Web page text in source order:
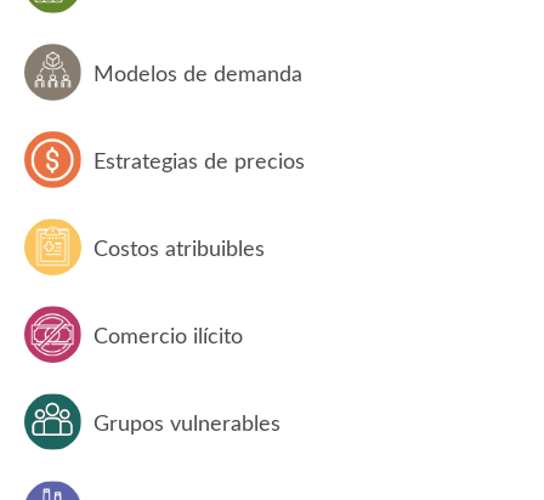
Modelos de demanda
Estrategias de precios
Costos atribuibles
Comercio ilícito
Grupos vulnerables